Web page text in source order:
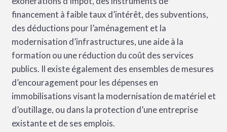
financement à faible taux d’intérêt, des subventions,
des déductions pour l’aménagement et la
modernisation d’infrastructures, une aide à la
formation ou une réduction du coût des services
publics. Il existe également des ensembles de mesures
d’encouragement pour les dépenses en
immobilisations visant la modernisation de matériel et
d’outillage, ou dans la protection d’une entreprise
existante et de ses emplois.